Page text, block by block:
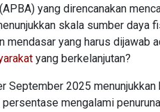
yang direncanakan
skala sumber daya
yang harus dijawab
yang berkelanjutan?
September 2025
mengalami